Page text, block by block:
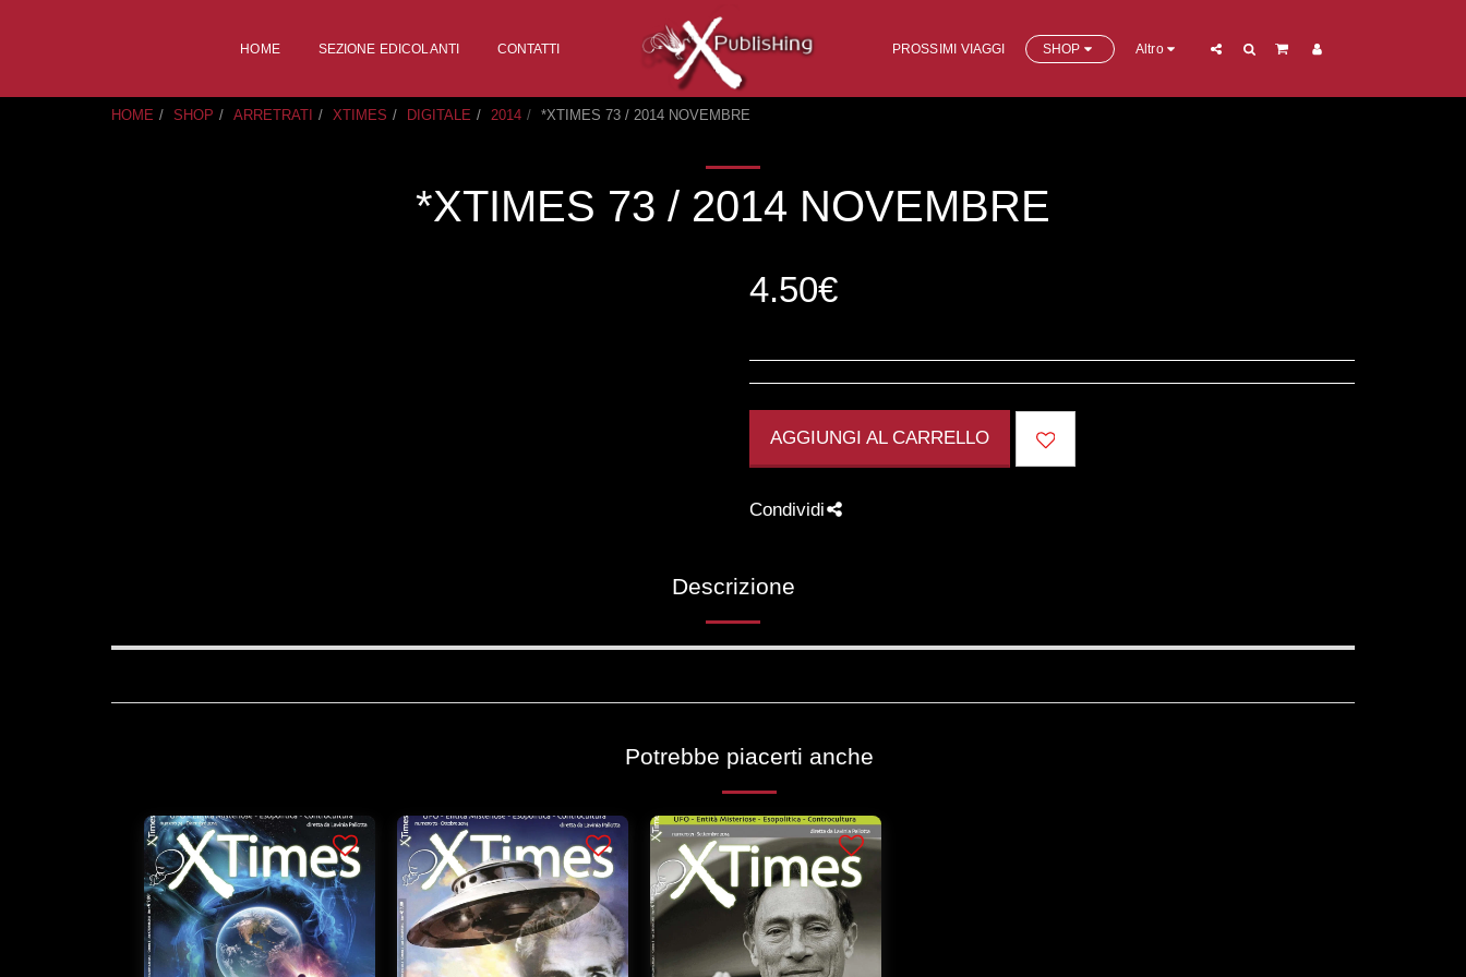
HOME SEZIONE EDICOLANTI CONTATTI PROSSIMI VIAGGI SHOP Altro
HOME SHOP ARRETRATI XTIMES DIGITALE 2014 *XTIMES 73 / 2014 NOVEMBRE
*XTIMES 73 / 2014 NOVEMBRE
4.50€
AGGIUNGI AL CARRELLO
Condividi
Descrizione
Potrebbe piacerti anche